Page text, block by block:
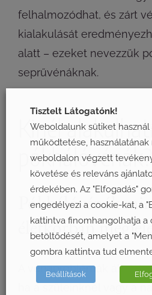
felhalmozódhat, és zárt
kialakulását
alatt – ezeket nevezzük
seprűvénáknak.
Kinél
pókhálóvénák?
Pókhálóvénák
életkorban
A vénaproblémák
Tisztelt Látogatónk!
Weboldalunk sütiket
működtetése,
weboldalon végzett
követése és releváns
érdekében. Az "Elfogadás"
engedélyezi a cookie-kat, a
kattintva finomhangolhatja a
betöltődését, amelyet a
gombra kattintva tud
Beállítások